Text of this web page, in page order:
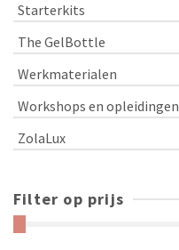
Starterkits
The GelBottle
Werkmaterialen
Workshops en opleidingen
ZolaLux
Filter op prijs